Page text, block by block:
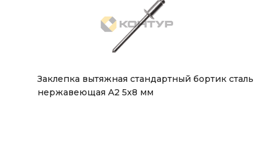
Заклепка вытяжная стандартный бортик сталь
нержавеющая A2 5x8 мм